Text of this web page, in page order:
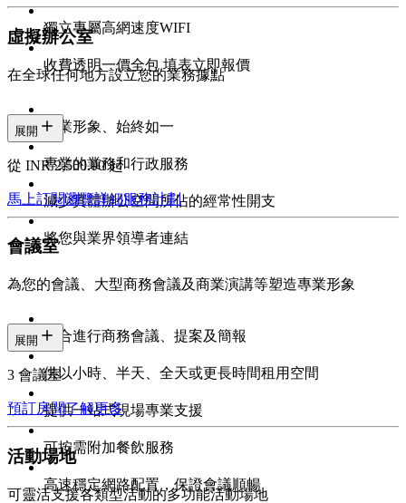
獨立專屬高網速度WIFI
收費透明一價全包 填表立即報價
虛擬辦公室
在全球任何地方設立您的業務據點
專業形象、始終如一
專業的業務和行政服務
減少實體辦公空間所佔的經常性開支
將您與業界領導者連結
展開
從 INR 2,500.00 起
馬上訂閱瀏覽詳細服務計劃
會議室
為您的會議、大型商務會議及商業演講等塑造專業形象
適合進行商務會議、提案及簡報
供以小時、半天、全天或更長時間租用空間
提供一站式現場專業支援
可按需附加餐飲服務
高速穩定網路配置，保證會議順暢
展開
3 會議室
預訂房間了解更多
活動場地
可靈活支援各類型活動的多功能活動場地